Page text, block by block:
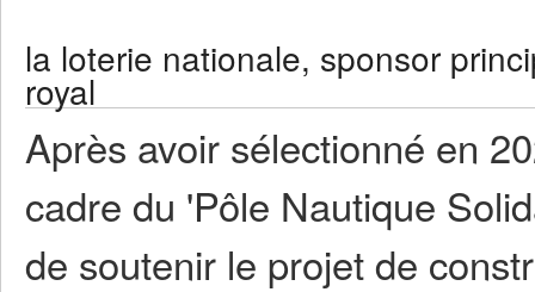
la loterie nationale, sponsor
royal
Après avoir sélectionné en
cadre du 'Pôle Nautique
de soutenir le projet de